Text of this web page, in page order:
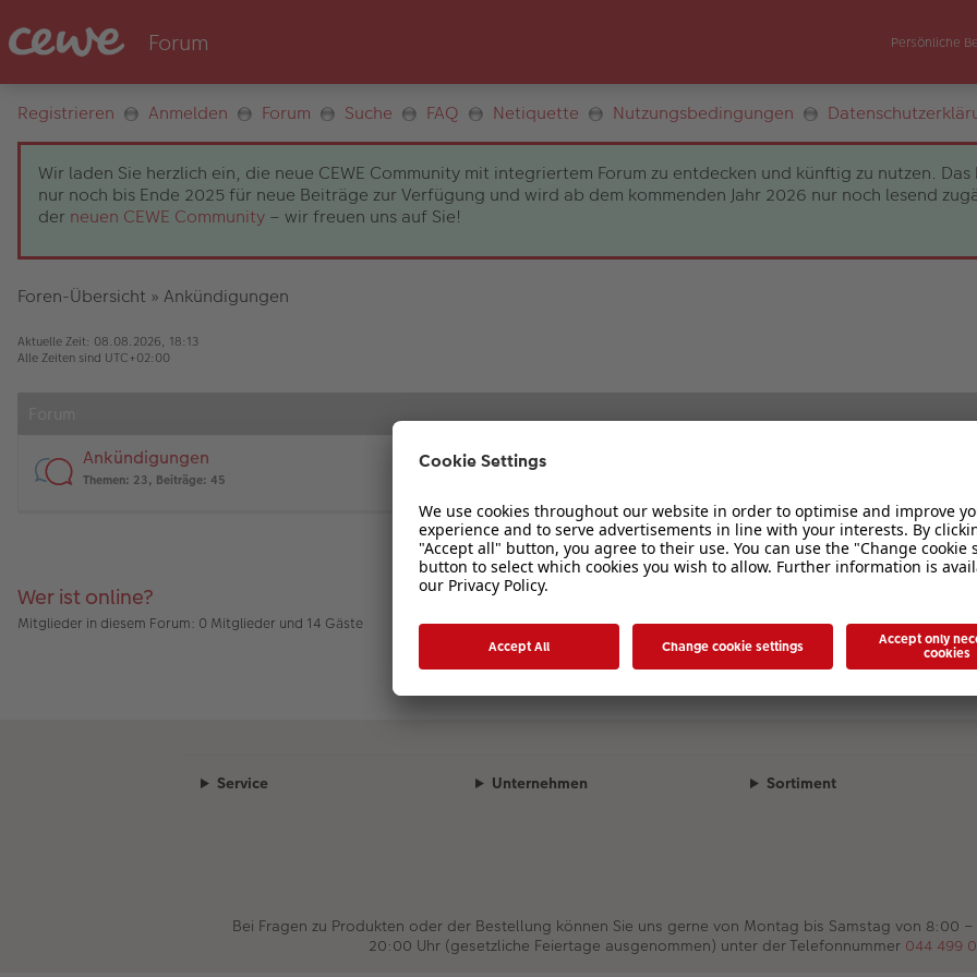
Persönliche
Registrieren Anmelden Forum Suche FAQ Netiquette Nutzungsbedingungen
Wir laden Sie herzlich ein, die neue CEWE Community mit integriertem Forum zu entdecken und künftig zu nutzen.
nur noch bis Ende 2025 für neue Beiträge zur Verfügung und wird ab dem kommenden Jahr 2026 nur noch lesend
der neuen CEWE Community – wir freuen uns auf Sie!
Foren-Übersicht » Ankündigungen
Aktuelle Zeit: 08.08.2026, 18:13
Alle Zeiten sind UTC+02:00
Ankündigungen
Themen: 23, Beiträge: 45
Wer ist online?
Mitglieder in diesem Forum: 0 Mitglieder und 14 Gäste
Service Unternehmen Sortiment
Bei Fragen zu Produkten oder der Bestellung können Sie uns gerne von Montag bis Samstag von 8:00
20:00 Uhr (gesetzliche Feiertage ausgenommen) unter der Telefonnummer 044 499